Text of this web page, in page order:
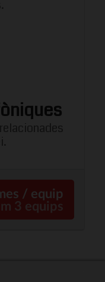
/ equip
3 equips